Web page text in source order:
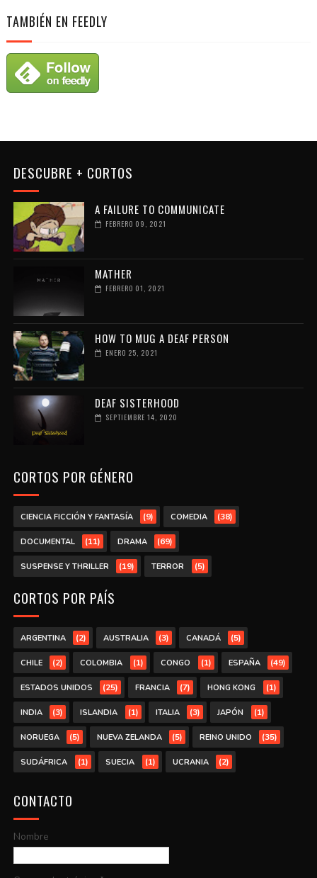
TAMBIÉN EN FEEDLY
DESCUBRE + CORTOS
A FAILURE TO COMMUNICATE
FEBRERO 09, 2021
MATHER
FEBRERO 01, 2021
HOW TO MUG A DEAF PERSON
ENERO 25, 2021
DEAF SISTERHOOD
SEPTIEMBRE 14, 2020
CORTOS POR GÉNERO
CIENCIA FICCIÓN Y FANTASÍA (9) COMEDIA (38)
DOCUMENTAL (11) DRAMA (69)
SUSPENSE Y THRILLER (19) TERROR (5)
CORTOS POR PAÍS
ARGENTINA (2) AUSTRALIA (3) CANADÁ (5)
CHILE (2) COLOMBIA (1) CONGO (1) ESPAÑA (49)
ESTADOS UNIDOS (25) FRANCIA (7) HONG KONG (1)
INDIA (3) ISLANDIA (1) ITALIA (3) JAPÓN (1)
NORUEGA (5) NUEVA ZELANDA (5) REINO UNIDO (35)
SUDÁFRICA (1) SUECIA (1) UCRANIA (2)
CONTACTO
Nombre